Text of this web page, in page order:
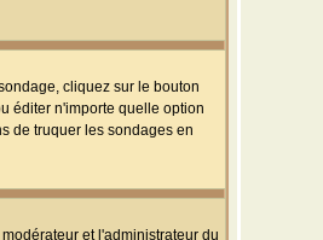
cliquez sur le bouton
éditer n'importe quelle option
de truquer les sondages en
et l'administrateur du